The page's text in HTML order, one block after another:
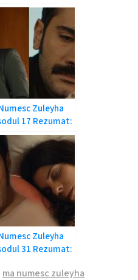
Zuleyha
17 Rezumat:
il ruineaza pe
Zuleyha
31 Rezumat:
ma numesc zuleyha